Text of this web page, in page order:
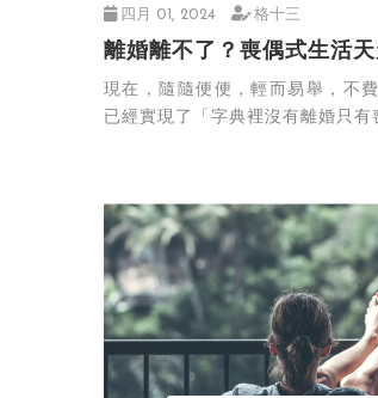
四月 01, 2024 格十三
離婚離不了？喪偶式生活天
現在，隨隨便便，輕而易舉，不
已經實現了「字典裡沒有離婚只